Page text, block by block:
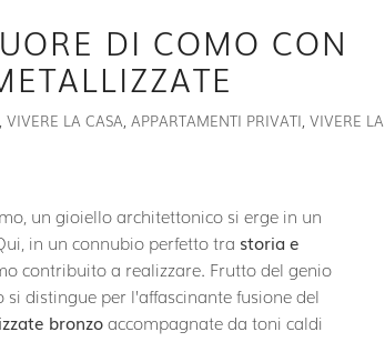
DI COMO CON
,VIVERE LA CASA,APPARTAMENTI PRIVATI,VIVERE LA
un gioiello architettonico si erge in un
in un connubio perfetto tra storia e
contribuito a realizzare. Frutto del genio
distingue per l’affascinante fusione del
bronzoaccompagnate da toni caldi